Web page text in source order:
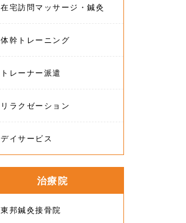
在宅訪問マッサージ・鍼灸
体幹トレーニング
トレーナー派遣
リラクゼーション
デイサービス
治療院
東邦鍼灸接骨院